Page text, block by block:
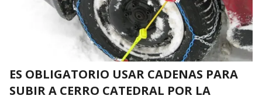
ES OBLIGATORIO USAR CADENAS PARA
SUBIR A CERRO CATEDRAL POR LA